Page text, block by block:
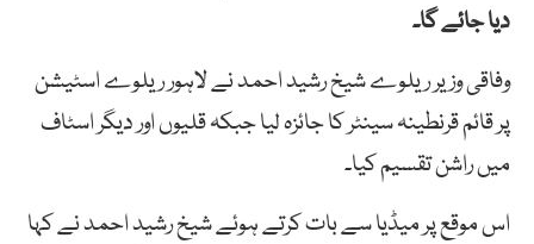
دیا جائے گا۔
وفاقی وزیر ریلوے شیخ رشید احمد نے لاہور ریلوے اسٹیشن
پر قائم قرنطینہ سینٹر کا جائزہ لیا جبکہ قلیوں اور دیگر اسٹاف
میں راشن تقسیم کیا۔
اس موقع پر میڈیا سے بات کرتے ہوئے شیخ رشید احمد نے کہا